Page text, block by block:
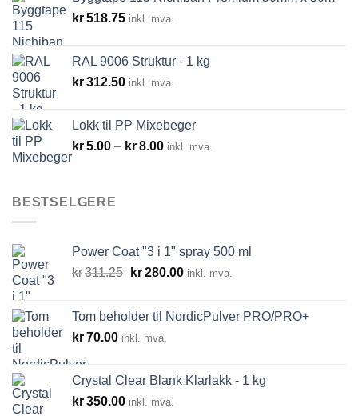
kr14,520.00
kr518.75 inkl. mva.
RAL 9006 Struktur - 1 kg
kr312.50 inkl. mva.
Lokk til PP Mixebeger
kr5.00 – kr8.00Prisområde:
inkl. mva.
BESTSELGERE
Power Coat "3 i 1" spray 500 ml
kr311.25 Opprinnelig
kr311.25.
kr280.00Nåværende
kr280.00.
inkl. mva.
Tom beholder til NordicPulver PRO/PRO+
kr70.00 inkl. mva.
Crystal Clear Blank Klarlakk - 1 kg
kr350.00 inkl. mva.